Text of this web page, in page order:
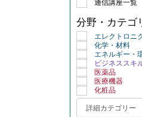
通信講座一覧
分野・カテゴ
エレクトロニ
化学・材料
エネルギー・
ビジネススキ
医薬品
医療機器
化粧品